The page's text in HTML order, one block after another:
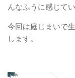
んなふうに感じて
今回は庭じまいで
します。